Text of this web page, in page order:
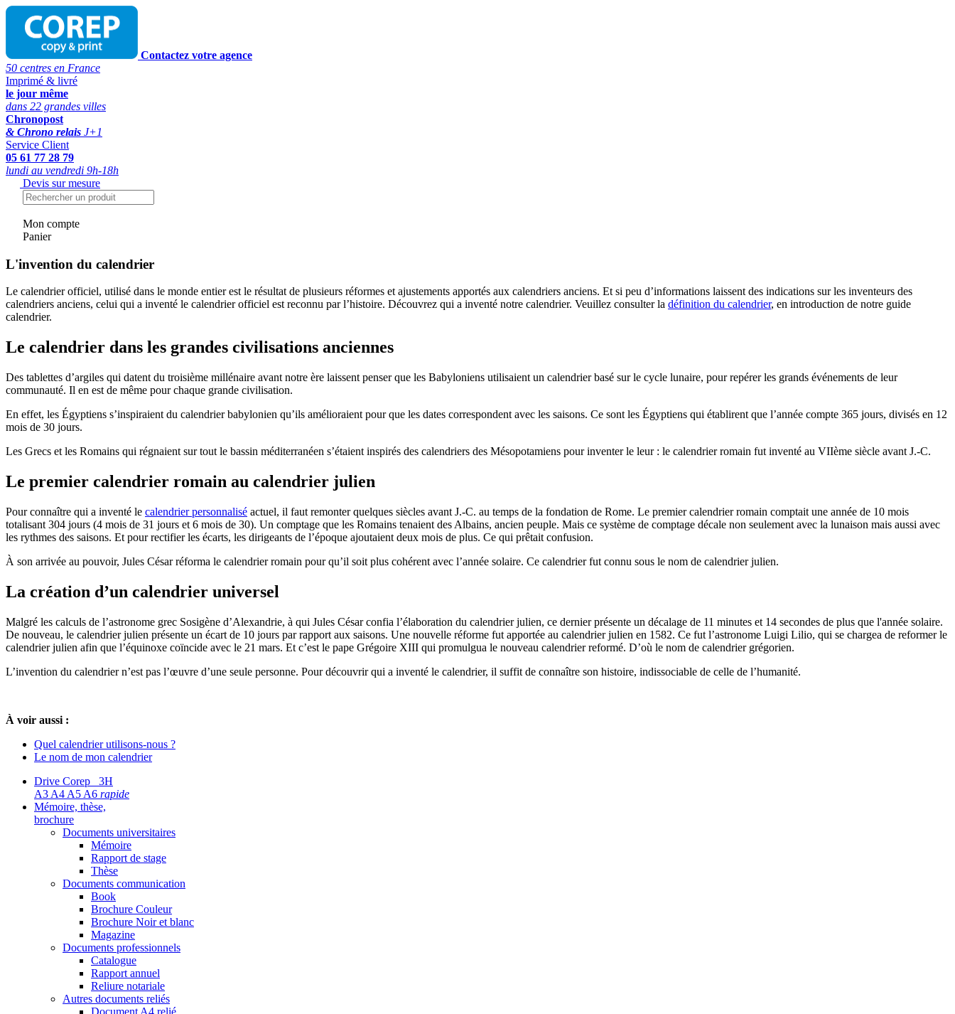
Contactez votre agence
50 centres en France
Imprimé & livré
le jour même
dans 22 grandes villes
Chronopost
& Chrono relais J+1
Service Client
05 61 77 28 79
lundi au vendredi 9h-18h
Devis sur mesure
Mon compte
Panier
L'invention du calendrier
Le calendrier officiel, utilisé dans le monde entier est le résultat de plusieurs réformes et ajustements apportés aux calendriers anciens. Et si peu d’informations laissent des indications sur les inventeurs des
calendriers anciens, celui qui a inventé le calendrier officiel est reconnu par l’histoire. Découvrez qui a inventé notre calendrier. Veuillez consulter la définition du calendrier, en introduction de notre guide
calendrier.
Le calendrier dans les grandes civilisations anciennes
Des tablettes d’argiles qui datent du troisième millénaire avant notre ère laissent penser que les Babyloniens utilisaient un calendrier basé sur le cycle lunaire, pour repérer les grands événements de leur
communauté. Il en est de même pour chaque grande civilisation.
En effet, les Égyptiens s’inspiraient du calendrier babylonien qu’ils amélioraient pour que les dates correspondent avec les saisons. Ce sont les Égyptiens qui établirent que l’année compte 365 jours, divisés en 12
mois de 30 jours.
Les Grecs et les Romains qui régnaient sur tout le bassin méditerranéen s’étaient inspirés des calendriers des Mésopotamiens pour inventer le leur : le calendrier romain fut inventé au VIIème siècle avant J.-C.
Le premier calendrier romain au calendrier julien
Pour connaître qui a inventé le calendrier personnalisé actuel, il faut remonter quelques siècles avant J.-C. au temps de la fondation de Rome. Le premier calendrier romain comptait une année de 10 mois
totalisant 304 jours (4 mois de 31 jours et 6 mois de 30). Un comptage que les Romains tenaient des Albains, ancien peuple. Mais ce système de comptage décale non seulement avec la lunaison mais aussi avec
les rythmes des saisons. Et pour rectifier les écarts, les dirigeants de l’époque ajoutaient deux mois de plus. Ce qui prêtait confusion.
À son arrivée au pouvoir, Jules César réforma le calendrier romain pour qu’il soit plus cohérent avec l’année solaire. Ce calendrier fut connu sous le nom de calendrier julien.
La création d’un calendrier universel
Malgré les calculs de l’astronome grec Sosigène d’Alexandrie, à qui Jules César confia l’élaboration du calendrier julien, ce dernier présente un décalage de 11 minutes et 14 secondes de plus que l'année solaire.
De nouveau, le calendrier julien présente un écart de 10 jours par rapport aux saisons. Une nouvelle réforme fut apportée au calendrier julien en 1582. Ce fut l’astronome Luigi Lilio, qui se chargea de reformer le
calendrier julien afin que l’équinoxe coïncide avec le 21 mars. Et c’est le pape Grégoire XIII qui promulgua le nouveau calendrier reformé. D’où le nom de calendrier grégorien.
L’invention du calendrier n’est pas l’œuvre d’une seule personne. Pour découvrir qui a inventé le calendrier, il suffit de connaître son histoire, indissociable de celle de l’humanité.
À voir aussi :
Quel calendrier utilisons-nous ?
Le nom de mon calendrier
Drive Corep 3H
A3 A4 A5 A6 rapide
Mémoire, thèse,
brochure
Documents universitaires
Mémoire
Rapport de stage
Thèse
Documents communication
Book
Brochure Couleur
Brochure Noir et blanc
Magazine
Documents professionnels
Catalogue
Rapport annuel
Reliure notariale
Autres documents reliés
Document A4 relié